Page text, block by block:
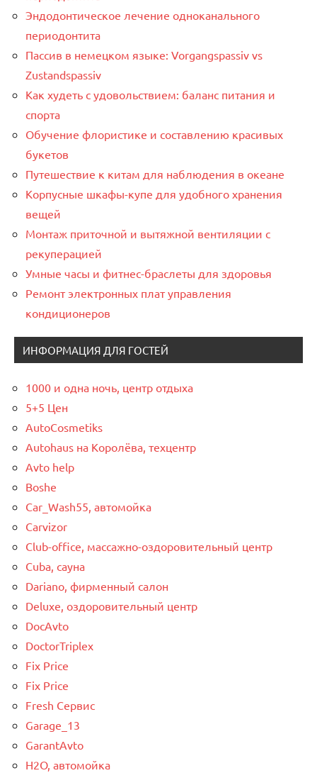
Эндодонтическое лечение одноканального
периодонтита
Пассив в немецком языке: Vorgangspassiv vs
Zustandspassiv
Как худеть с удовольствием: баланс питания и
спорта
Обучение флористике и составлению красивых
букетов
Путешествие к китам для наблюдения в океане
Корпусные шкафы-купе для удобного хранения
вещей
Монтаж приточной и вытяжной вентиляции с
рекуперацией
Умные часы и фитнес-браслеты для здоровья
Ремонт электронных плат управления
кондиционеров
ИНФОРМАЦИЯ ДЛЯ ГОСТЕЙ
1000 и одна ночь, центр отдыха
5+5 Цен
AutoCosmetiks
Autohaus на Королёва, техцентр
Avto help
Boshe
Car_Wash55, автомойка
Carvizor
Club-office, массажно-оздоровительный центр
Cuba, сауна
Dariano, фирменный салон
Deluxe, оздоровительный центр
DocAvto
DoctorTriplex
Fix Price
Fix Price
Fresh Сервис
Garage_13
GarantAvto
H2O, автомойка